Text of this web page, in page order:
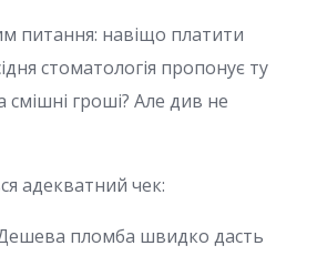
питання: навіщо платити
стоматологія пропонує ту
смішні гроші? Але див не
адекватний чек:
пломба швидко дасть